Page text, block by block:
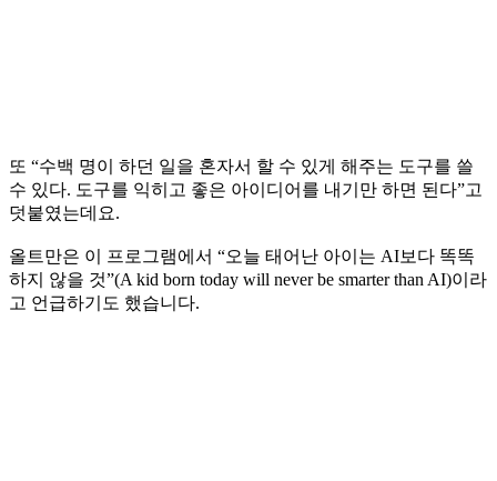
또 “수백 명이 하던 일을 혼자서 할 수 있게 해주는 도구를 쓸
수 있다. 도구를 익히고 좋은 아이디어를 내기만 하면 된다”고
덧붙였는데요.
올트만은 이 프로그램에서 “오늘 태어난 아이는 AI보다 똑똑
하지 않을 것”(A kid born today will never be smarter than AI)이라
고 언급하기도 했습니다.